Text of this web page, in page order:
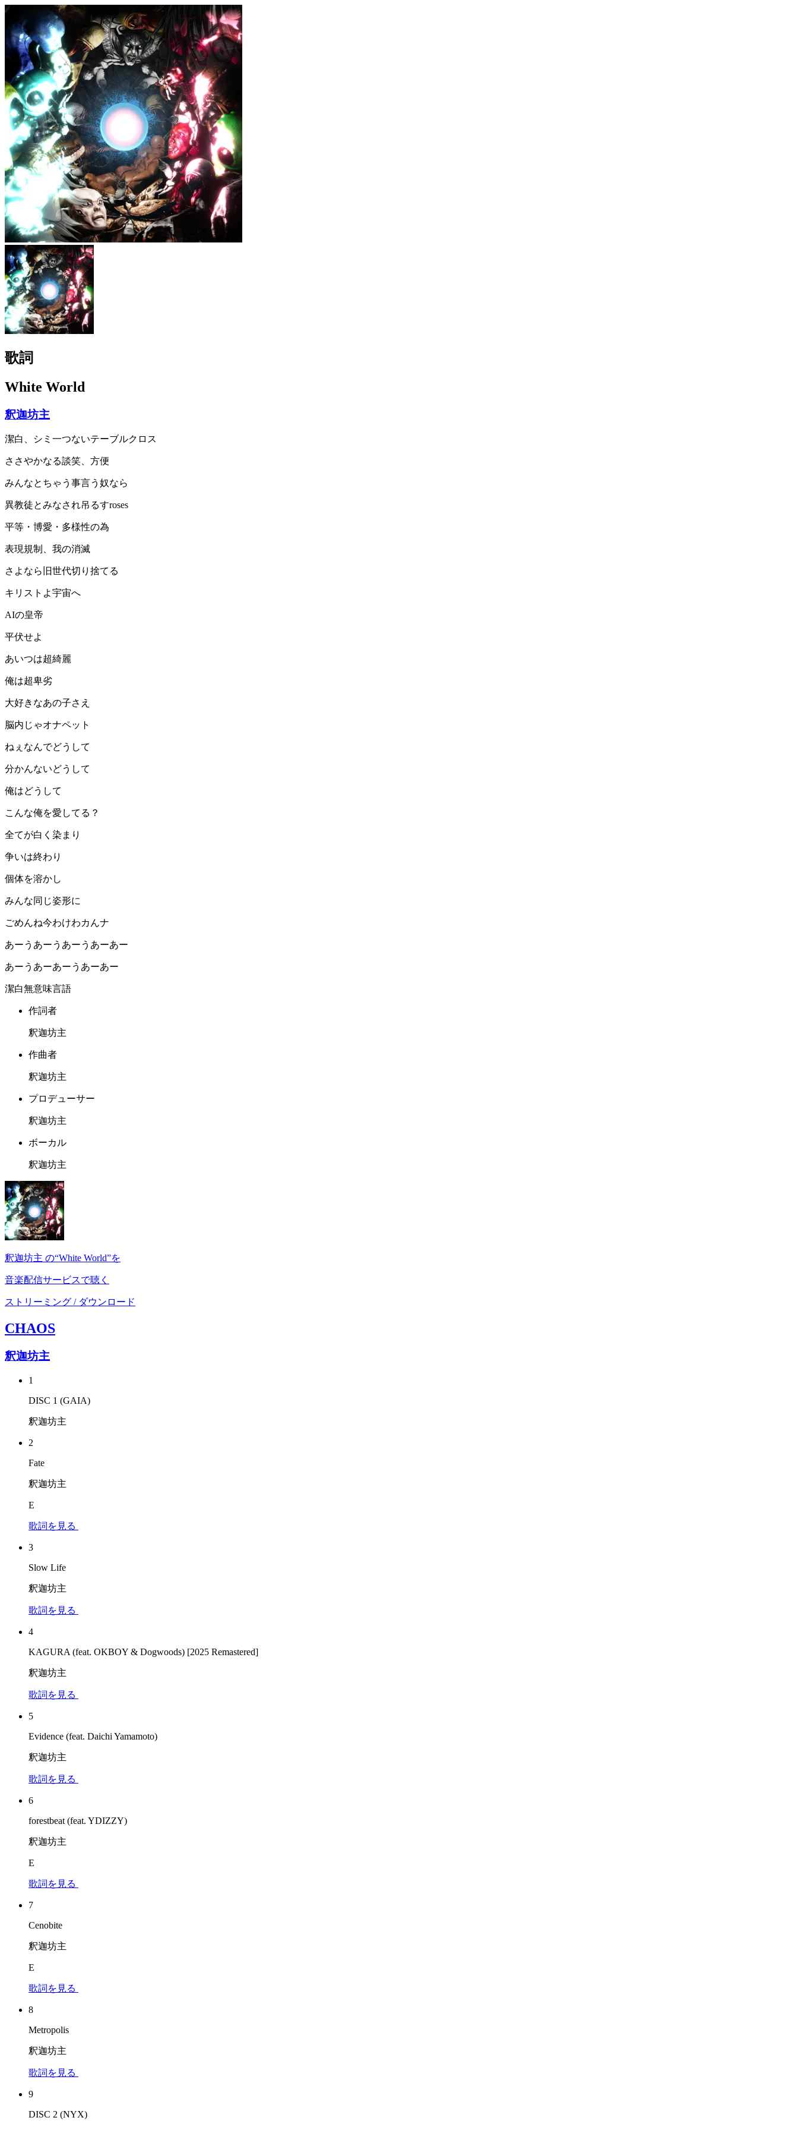
歌詞
White World
釈迦坊主
潔白、シミ一つないテーブルクロス
ささやかなる談笑、方便
みんなとちゃう事言う奴なら
異教徒とみなされ吊るすroses
平等・博愛・多様性の為
表現規制、我の消滅
さよなら旧世代切り捨てる
キリストよ宇宙へ
AIの皇帝
平伏せよ
あいつは超綺麗
俺は超卑劣
大好きなあの子さえ
脳内じゃオナペット
ねぇなんでどうして
分かんないどうして
俺はどうして
こんな俺を愛してる？
全てが白く染まり
争いは終わり
個体を溶かし
みんな同じ姿形に
ごめんね今わけわカんナ
あーうあーうあーうあーあー
あーうあーあーうあーあー
潔白無意味言語
作詞者
釈迦坊主
作曲者
釈迦坊主
プロデューサー
釈迦坊主
ボーカル
釈迦坊主
釈迦坊主 の“White World”を
音楽配信サービスで聴く
ストリーミング / ダウンロード
CHAOS
釈迦坊主
1
DISC 1 (GAIA)
釈迦坊主
2
Fate
釈迦坊主
E
歌詞を見る
3
Slow Life
釈迦坊主
歌詞を見る
4
KAGURA (feat. OKBOY & Dogwoods) [2025 Remastered]
釈迦坊主
歌詞を見る
5
Evidence (feat. Daichi Yamamoto)
釈迦坊主
歌詞を見る
6
forestbeat (feat. YDIZZY)
釈迦坊主
E
歌詞を見る
7
Cenobite
釈迦坊主
E
歌詞を見る
8
Metropolis
釈迦坊主
歌詞を見る
9
DISC 2 (NYX)